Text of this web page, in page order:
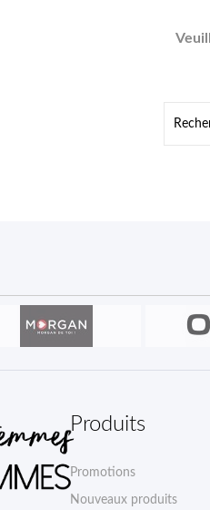
Produits
Promotions
Nouveaux produits